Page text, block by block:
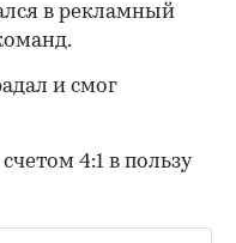
в рекламный
и смог
4:1 в пользу